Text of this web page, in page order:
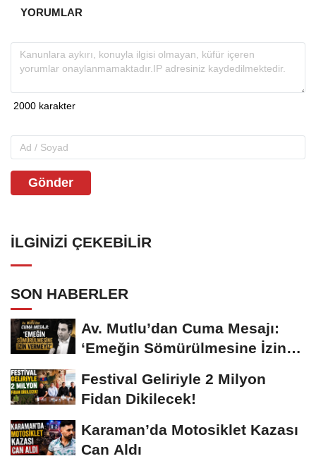
YORUMLAR
Gönder
İLGINIZI ÇEKEBILIR
SON HABERLER
Av. Mutlu’dan Cuma Mesajı:
‘Emeğin Sömürülmesine İzin
Festival Geliriyle 2 Milyon
Fidan Dikilecek!
Karaman’da Motosiklet Kazası
Can Aldı